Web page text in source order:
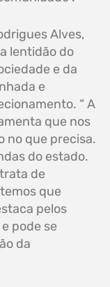
Alves,
lentidão do
e da
e
“ A
que nos
no que precisa.
do estado.
de
que
pelos
pode se
da